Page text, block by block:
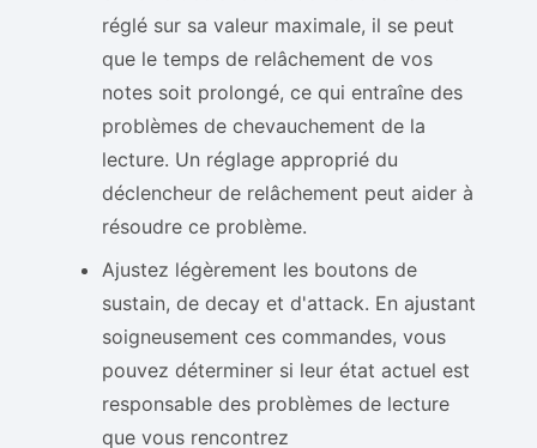
réglé sur sa valeur maximale, il se peut
que le temps de relâchement de vos
notes soit prolongé, ce qui entraîne des
problèmes de chevauchement de la
lecture. Un réglage approprié du
déclencheur de relâchement peut aider à
résoudre ce problème.
Ajustez légèrement les boutons de
sustain, de decay et d'attack. En ajustant
soigneusement ces commandes, vous
pouvez déterminer si leur état actuel est
responsable des problèmes de lecture
que vous rencontrez